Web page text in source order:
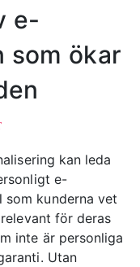
e-
som ökar
kan leda
e-
som kunderna vet
för deras
inte är personliga
Utan